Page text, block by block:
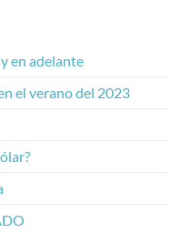
en adelante
el verano del 2023